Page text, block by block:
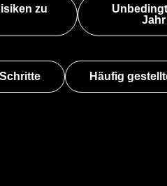
zu
Jahr
Häufig